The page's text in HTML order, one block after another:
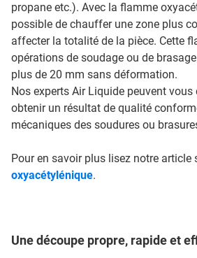
propane etc.). Avec la flamme
possible de chauffer une zone plus
affecter la totalité de la pièce. Cette
opérations de soudage ou de
plus de 20 mm sans déformation.
Nos experts Air Liquide peuvent
obtenir un résultat de qualité
mécaniques des soudures ou
Pour en savoir plus lisez notre article
oxyacétylénique.
Une découpe propre, rapide et